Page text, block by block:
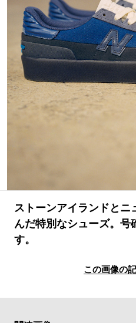
#GH 銘品の所以 #フイ
#Commune H #FOCUS
#ととけん #FASHION
#LIFESTYLE #SNEAKER
#SPORTS
ストーンアイランドとニ
んだ特別なシューズ。号
す。
この画像の